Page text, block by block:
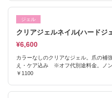
ジェル
クリアジェルネイル(ハードジ
¥6,600
カラーなしのクリアなジェル。爪の補
え・ケア込み ※オフ代別途料金。ノ
￥1100